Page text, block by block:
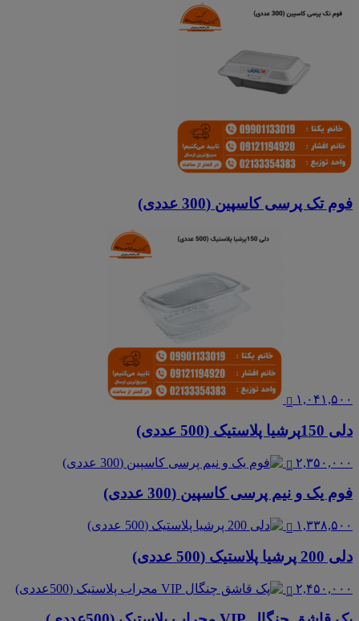
فوم تک پرسی کاسپین (300 عددی)
۱,۰۴۱,۵۰۰
دلی 150پرشیا پلاستیک (500 عددی)
۲,۳۵۰,۰۰۰
فوم یک و نیم پرسی کاسپین (300 عددی)
۱,۳۳۸,۵۰۰
دلی 200 پرشیا پلاستیک (500 عددی)
۲,۴۵۰,۰۰۰